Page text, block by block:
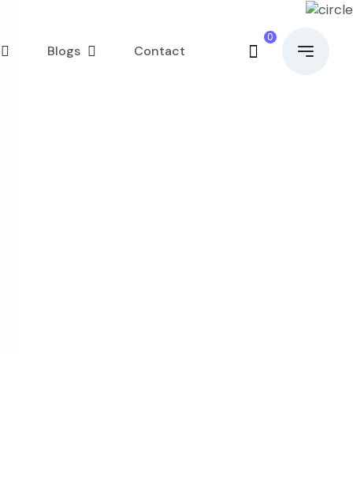
Blogs Contact
0